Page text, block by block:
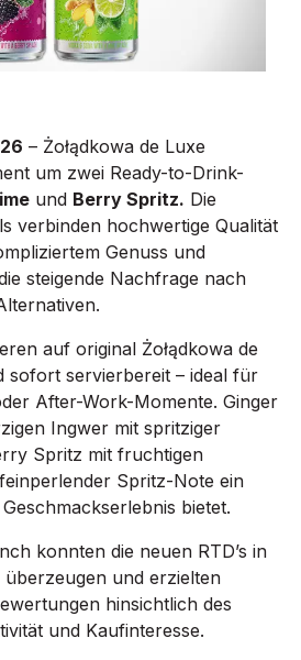
– Żołądkowa de Luxe
um zwei Ready-to-Drink-
und Berry Spritz. Die
verbinden hochwertige Qualität
Genuss und
steigende Nachfrage nach
auf original Żołądkowa de
sofort servierbereit – ideal für
After-Work-Momente. Ginger
Ingwer mit spritziger
Spritz mit fruchtigen
Spritz-Note ein
bietet.
konnten die neuen RTD’s in
und erzielten
hinsichtlich des
und Kaufinteresse.